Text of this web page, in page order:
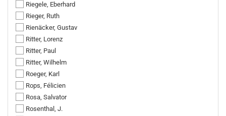
Riegele, Eberhard
Rieger, Ruth
Rienäcker, Gustav
Ritter, Lorenz
Ritter, Paul
Ritter, Wilhelm
Roeger, Karl
Rops, Félicien
Rosa, Salvator
Rosenthal, J.